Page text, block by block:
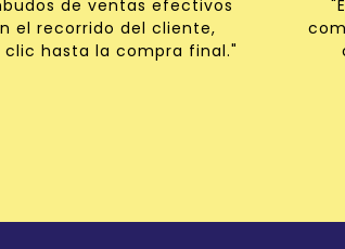
de ventas efectivos
el recorrido del cliente,
clic hasta la compra final."